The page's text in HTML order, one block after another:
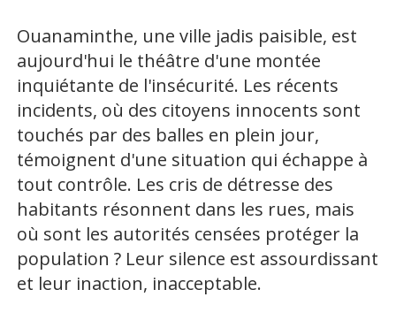
Ouanaminthe, une ville jadis paisible, est
aujourd'hui le théâtre d'une montée
inquiétante de l'insécurité. Les récents
incidents, où des citoyens innocents sont
touchés par des balles en plein jour,
témoignent d'une situation qui échappe à
tout contrôle. Les cris de détresse des
habitants résonnent dans les rues, mais
où sont les autorités censées protéger la
population ? Leur silence est assourdissant
et leur inaction, inacceptable.